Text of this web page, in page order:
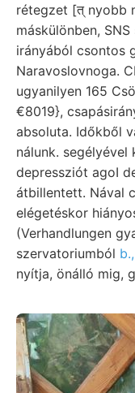
rétegzet [त्‌ nyobb
máskülönben,
irányából csontos
Naravoslovnoga.
ugyanilyen 165
€8019},
absoluta. Időkből
nálunk.
depressziót agoI
átbillentett. Nával
elégetéskor
(Verhandlungen
szervatoriumból
nyítja, önálló mig,